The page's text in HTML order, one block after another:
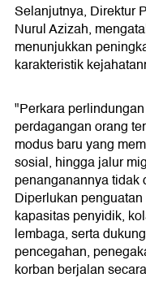
Selanjutnya, Direktur
Nurul Azizah,
menunjukkan
karakteristik
"Perkara
perdagangan orang
modus baru yang
sosial, hingga jalur
penanganannya tidak
Diperlukan
kapasitas penyidik,
lembaga, serta
pencegahan,
korban berjalan